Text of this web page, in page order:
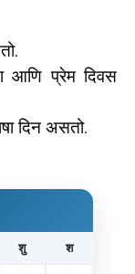
आणि प्रेम दिवस
दिन असतो.
शु श